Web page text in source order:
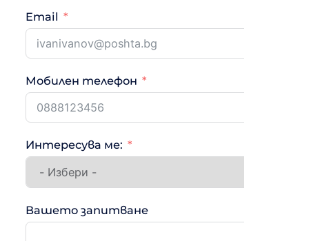
Email
Мобилен телефон
Интересува ме:
Вашето запитване